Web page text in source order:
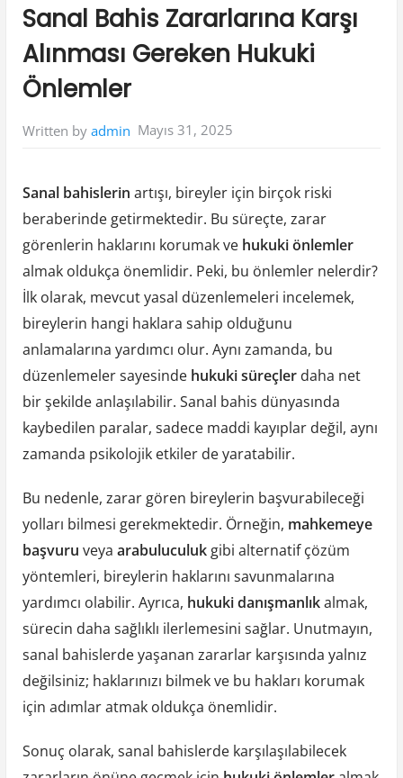
Sanal Bahis Zararlarına Karşı
Alınması Gereken Hukuki
Önlemler
Written by admin Mayıs 31, 2025
Sanal bahislerin artışı, bireyler için birçok riski
beraberinde getirmektedir. Bu süreçte, zarar
görenlerin haklarını korumak ve hukuki önlemler
almak oldukça önemlidir. Peki, bu önlemler nelerdir?
İlk olarak, mevcut yasal düzenlemeleri incelemek,
bireylerin hangi haklara sahip olduğunu
anlamalarına yardımcı olur. Aynı zamanda, bu
düzenlemeler sayesinde hukuki süreçlerdaha net
bir şekilde anlaşılabilir. Sanal bahis dünyasında
kaybedilen paralar, sadece maddi kayıplar değil, aynı
zamanda psikolojik etkiler de yaratabilir.
Bu nedenle, zarar gören bireylerin başvurabileceği
yolları bilmesi gerekmektedir. Örneğin, mahkemeye
başvuru veya arabuluculukgibi alternatif çözüm
yöntemleri, bireylerin haklarını savunmalarına
yardımcı olabilir. Ayrıca, hukuki danışmanlıkalmak,
sürecin daha sağlıklı ilerlemesini sağlar. Unutmayın,
sanal bahislerde yaşanan zararlar karşısında yalnız
değilsiniz; haklarınızı bilmek ve bu hakları korumak
için adımlar atmak oldukça önemlidir.
Sonuç olarak, sanal bahislerde karşılaşılabilecek